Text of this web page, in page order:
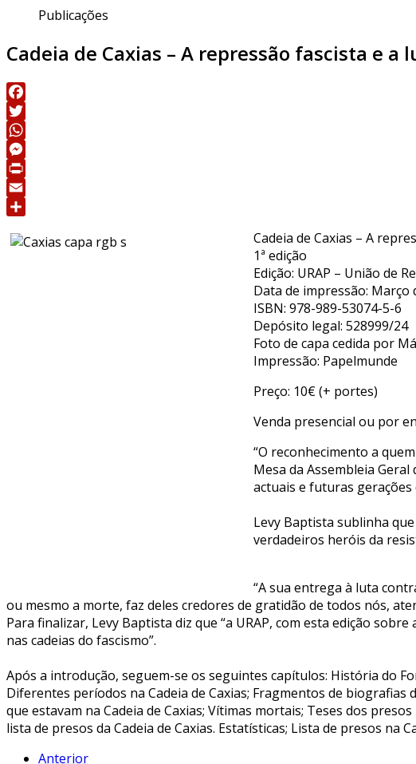
Publicações
Cadeia de Caxias – A repressão fascista e
Facebook
Twitter
WhatsApp
Messenger
Print
Email
Cadeia de Caxias – A
1ª edição
Edição: URAP – União de
Data de impressão: Março
ISBN: 978-989-53074-5-6
Depósito legal: 528999/24
Foto de capa cedida por
Impressão: Papelmunde
Preço: 10€ (+ portes)
Venda presencial ou por
“O reconhecimento a
Mesa da Assembleia
actuais e futuras gerações
Levy Baptista sublinha
verdadeiros heróis da
“A sua entrega à luta
ou mesmo a morte, faz deles credores de gratidão de todos nós,
Para finalizar, Levy Baptista diz que “a URAP, com esta edição
nas cadeias do fascismo”.
Após a introdução, seguem-se os seguintes capítulos: História do
Diferentes períodos na Cadeia de Caxias; Fragmentos de biografias
que estavam na Cadeia de Caxias; Vítimas mortais; Teses dos
lista de presos da Cadeia de Caxias. Estatísticas; Lista de presos na
Anterior